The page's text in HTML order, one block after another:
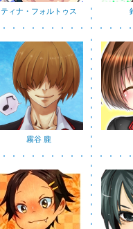
ティナ・フォルトゥス
霧谷 朧